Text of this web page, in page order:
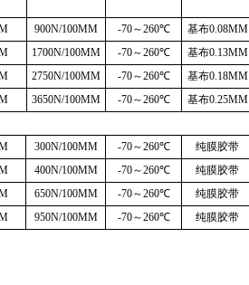
900N/100MM -70～260℃ 基布0.08MM
1700N/100MM -70～260℃ 基布0.13MM
2750N/100MM -70～260℃ 基布0.18MM
3650N/100MM -70～260℃ 基布0.25MM
300N/100MM -70～260℃
纯膜胶带
400N/100MM -70～260℃
纯膜胶带
650N/100MM -70～260℃
纯膜胶带
950N/100MM -70～260℃ 纯膜胶带